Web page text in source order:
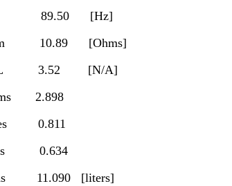
89.50 [Hz]
10.89 [Ohms]
3.52 [N/A]
2.898
0.811
0.634
11.090 [liters]